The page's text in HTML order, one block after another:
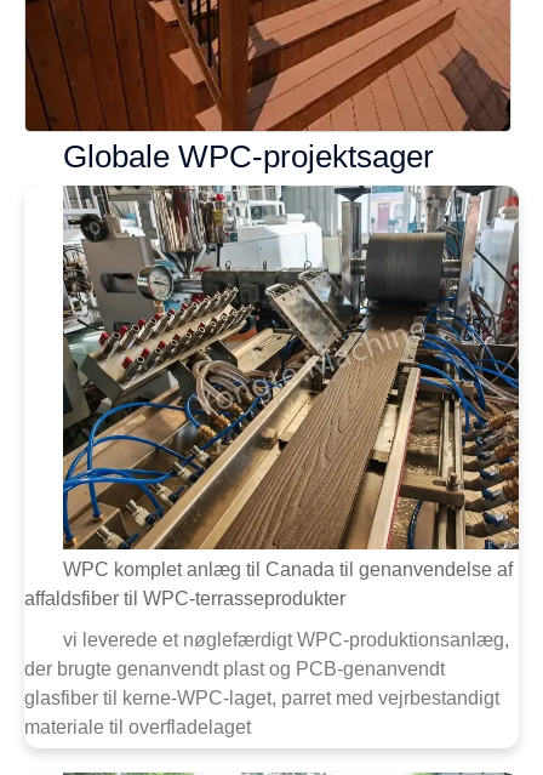
Globale WPC-projektsager
WPC komplet anlæg til Canada til genanvendelse af
affaldsfiber til WPC-terrasseprodukter
vi leverede et nøglefærdigt WPC-produktionsanlæg,
der brugte genanvendt plast og PCB-genanvendt
glasfiber til kerne-WPC-laget, parret med vejrbestandigt
materiale til overfladelaget